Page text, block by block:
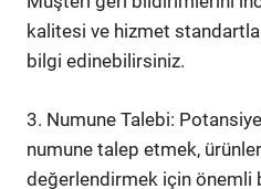
kalitesi ve hizmet
bilgi edinebilirsiniz.
3. Numune Talebi:
numune talep etmek,
değerlendirmek için önemli